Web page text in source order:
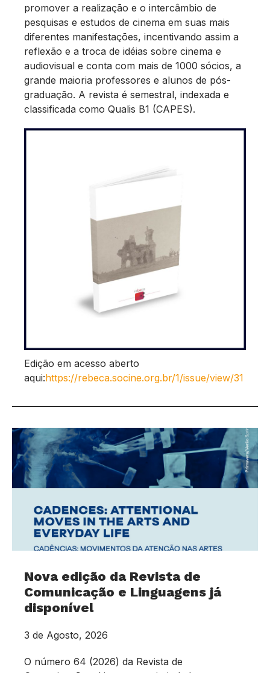
promover a realização e o intercâmbio de
pesquisas e estudos de cinema em suas mais
diferentes manifestações, incentivando assim a
reflexão e a troca de idéias sobre cinema e
audiovisual e conta com mais de 1000 sócios, a
grande maioria professores e alunos de pós-
graduação. A revista é semestral, indexada e
classificada como Qualis B1 (CAPES).
Edição em acesso aberto
aqui:https://rebeca.socine.org.br/1/issue/view/31
Nova edição da Revista de
Comunicação e Linguagens já
disponível
3 de Agosto, 2026
O número 64 (2026) da Revista de